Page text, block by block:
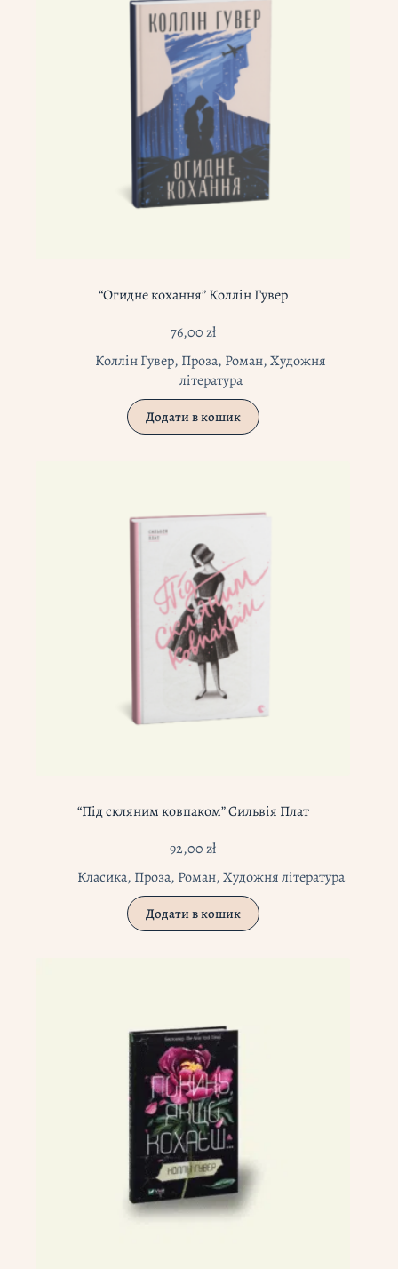
“Огидне кохання” Коллін Гувер
76,00zł
Коллін Гувер, Проза, Роман,Художня
література
Додати в кошик
“Під скляним ковпаком” Сильвія Плат
92,00zł
Класика, Проза, Роман,Художня література
Додати в кошик